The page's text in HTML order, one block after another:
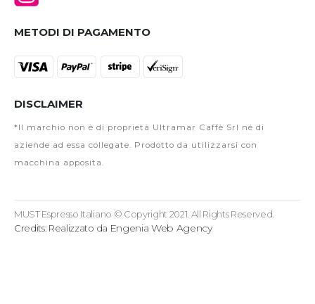
METODI DI PAGAMENTO
DISCLAIMER
*Il marchio non è di proprietà Ultramar Caffè Srl né di
aziende ad essa collegate. Prodotto da utilizzarsi con
macchina apposita.
MUST Espresso Italiano © Copyright 2021. All Rights Reserved.
Credits: Realizzato da Engenia Web Agency